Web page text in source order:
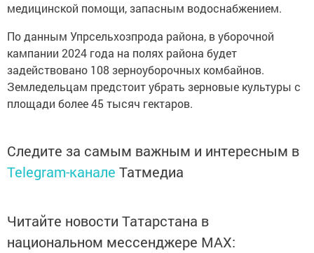
медицинской помощи, запасным водоснабжением.
По данным Упрсельхозпрода района, в уборочной
кампании 2024 года на полях района будет
задействовано 108 зерноуборочных комбайнов.
Земледельцам предстоит убрать зерновые культуры с
площади более 45 тысяч гектаров.
Следите за самым важным и интересным в
Telegram-канале Татмедиа
Читайте новости Татарстана в
национальном мессенджере MАХ: